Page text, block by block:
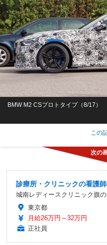
BMW M2 CSプロトタイプ（8/17）
この
診療所・クリニックの看護
城南レディースクリニック旗
東京都
月給26万円～32万円
正社員